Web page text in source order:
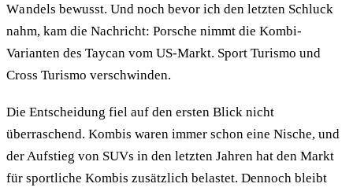
Wandels bewusst. Und noch bevor ich den letzten Schluck
nahm, kam die Nachricht: Porsche nimmt die Kombi-
Varianten des Taycan vom US-Markt. Sport Turismo und
Cross Turismo verschwinden.
Die Entscheidung fiel auf den ersten Blick nicht
überraschend. Kombis waren immer schon eine Nische, und
der Aufstieg von SUVs in den letzten Jahren hat den Markt
für sportliche Kombis zusätzlich belastet. Dennoch bleibt